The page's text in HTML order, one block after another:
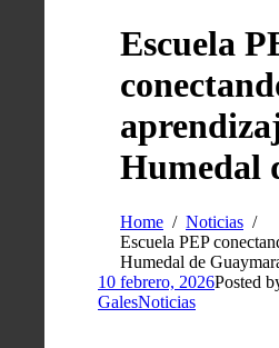
Escuela
Humedal
Home
Noticias
Escuela PEP
Humedal de
10 febrero, 2026Posted
GalesNoticias